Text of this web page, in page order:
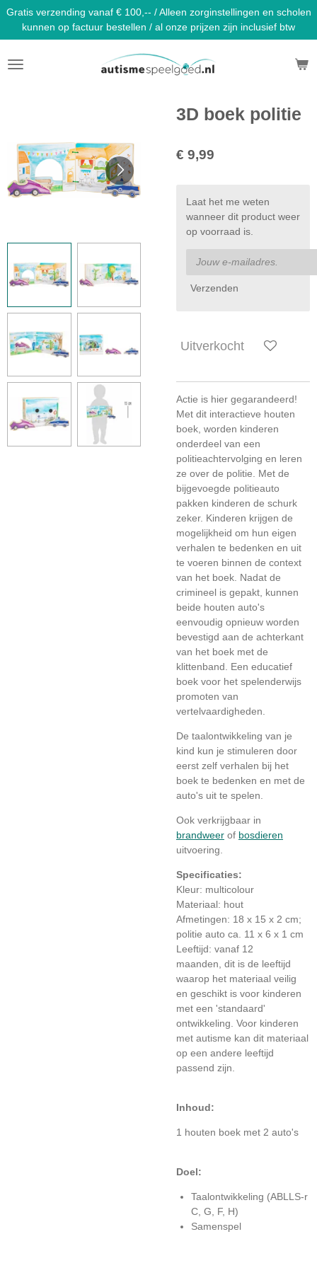
Ga
direct
naar
de
hoofdinhoud
Gratis verzending vanaf € 100,-- / Alleen zorginstellingen en scholen
kunnen op factuur bestellen / al onze prijzen zijn inclusief btw
3D boek politie
€ 9,99
Laat het me weten
wanneer dit product weer
op voorraad is.
Verzenden
Uitverkocht
Actie is hier gegarandeerd!
Met dit interactieve houten
boek, worden kinderen
onderdeel van een
politieachtervolging en leren
ze over de politie. Met de
bijgevoegde politieauto
pakken kinderen de schurk
zeker. Kinderen krijgen de
mogelijkheid om hun eigen
verhalen te bedenken en uit
te voeren binnen de context
van het boek. Nadat de
crimineel is gepakt, kunnen
beide houten auto's
eenvoudig opnieuw worden
bevestigd aan de achterkant
van het boek met de
klittenband. Een educatief
boek voor het spelenderwijs
promoten van
vertelvaardigheden.
De taalontwikkeling van je
kind kun je stimuleren door
eerst zelf verhalen bij het
boek te bedenken en met de
auto's uit te spelen.
Ook verkrijgbaar in
brandweer of bosdieren
uitvoering.
Specificaties:
Kleur: multicolour
Materiaal: hout
Afmetingen: 18 x 15 x 2 cm;
politie auto ca. 11 x 6 x 1 cm
Leeftijd: vanaf 12
maanden, dit is de leeftijd
waarop het materiaal veilig
en geschikt is voor kinderen
met een 'standaard'
ontwikkeling. Voor kinderen
met autisme kan dit materiaal
op een andere leeftijd
passend zijn.
Inhoud:
1 houten boek met 2 auto's
Doel:
Taalontwikkeling (ABLLS-r
C, G, F, H)
Samenspel